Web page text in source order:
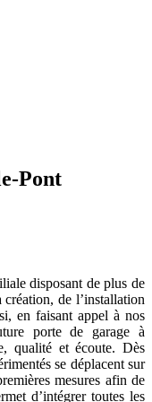
Pont
disposant de plus de
création, de l’installation
en faisant appel à nos
porte de garage à
qualité et écoute. Dès
se déplacent sur
mesures afin de
d’intégrer toutes les